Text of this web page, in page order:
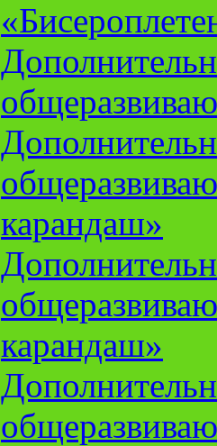
карандаш»
карандаш»